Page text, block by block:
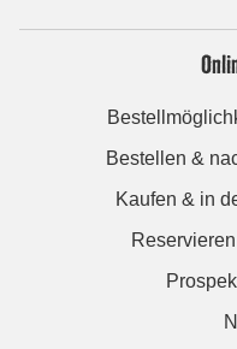
Bestellen &
Kaufen & in